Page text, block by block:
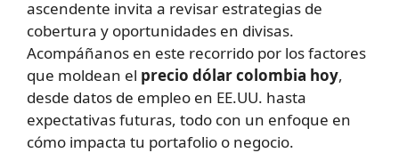
ascendente invita a revisar estrategias de
cobertura y oportunidades en divisas.
Acompáñanos en este recorrido por los factores
que moldean el precio dólar colombia hoy,
desde datos de empleo en EE.UU. hasta
expectativas futuras, todo con un enfoque en
cómo impacta tu portafolio o negocio.